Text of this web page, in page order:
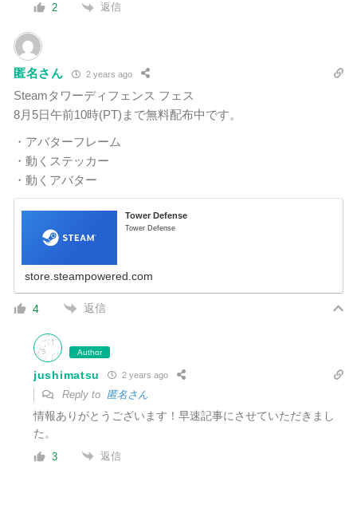
2 返信
匿名さん 2 years ago
Steamタワーディフェンス フェス
8月5日午前10時(PT)まで無料配布中です。
・アバターフレーム
・動くステッカー
・動くアバター
Tower Defense
Tower Defense
store.steampowered.com
4 返信
Author
jushimatsu 2 years ago
Reply to 匿名さん
情報ありがとうございます！早速記事にさせていただきまし
た。
3 返信